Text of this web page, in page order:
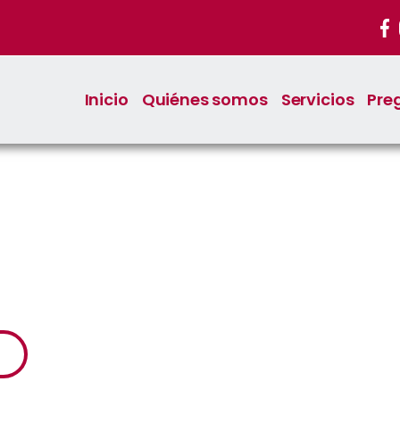
Inicio Quiénes somos Servicios